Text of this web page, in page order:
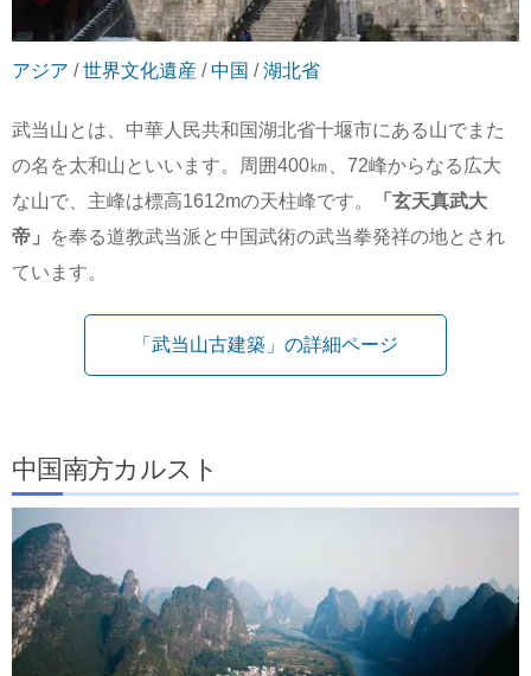
アジア /世界文化遺産 /中国 /湖北省
武当山とは、中華人民共和国湖北省十堰市にある山でまた
の名を太和山といいます。周囲400㎞、72峰からなる広大
な山で、主峰は標高1612mの天柱峰です。
「玄天真武大
帝」
を奉る道教武当派と中国武術の武当拳発祥の地とされ
ています。
「武当山古建築」の詳細ページ
中国南方カルスト